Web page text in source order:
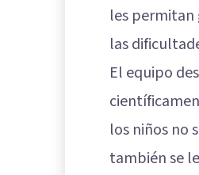
les permitan
las
El equipo
los niños no
también se